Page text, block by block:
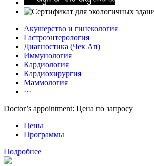
Акушерство и гинекология
Гастроэнтерология
Диагностика (Чек Ап)
Иммунология
Кардиология
Кардиохирургия
Маммология
···
Doctor’s appointment: Цена по запросу
Цены
Программы
Подробнее